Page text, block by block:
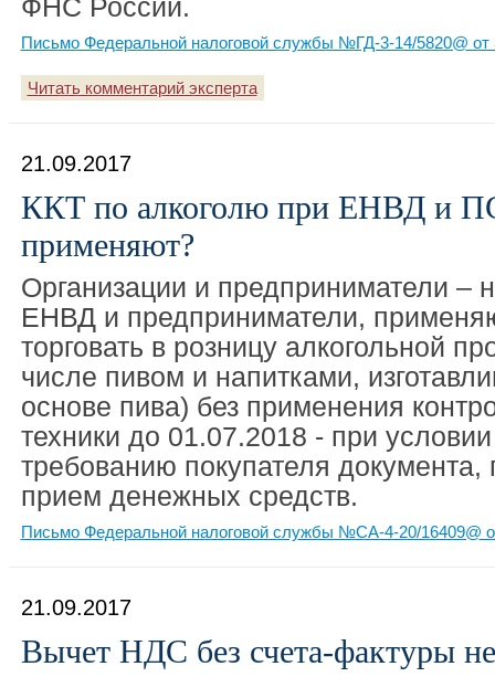
ФНС России.
Письмо Федеральной налоговой службы №ГД-3-14/5820@ от
Читать комментарий эксперта
21.09.2017
ККТ по алкоголю при ЕНВД и
применяют?
Организации и предприниматели –
ЕНВД и предприниматели,
торговать в розницу алкогольной
числе пивом и напитками,
основе пива) без применения
техники до 01.07.2018 - при
требованию покупателя
прием денежных средств.
Письмо Федеральной налоговой службы №СА-4-20/16409@
21.09.2017
Вычет НДС без счета-фактуры